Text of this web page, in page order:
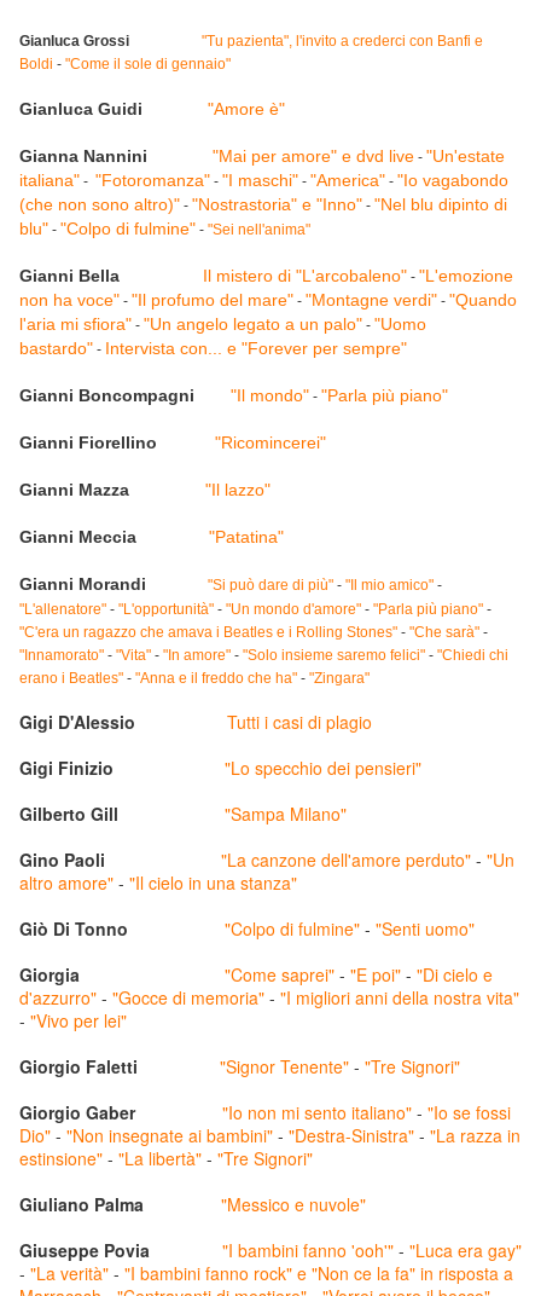
Gianluca Grossi
"Tu pazienta", l'invito a crederci con Banfi e
Boldi - "Come il sole di gennaio"
Gianluca Guidi "Amore è"
Gianna Nannini "Mai per amore" e dvd live - "Un'estate
italiana" - "Fotoromanza" - "I maschi" - "America" - "Io vagabondo
(che non sono altro)" - "Nostrastoria" e "Inno" - "Nel blu dipinto di
blu" - "Colpo di fulmine" - "Sei nell'anima"
Gianni Bella Il mistero di "L'arcobaleno" - "L'emozione
non ha voce" - "Il profumo del mare" - "Montagne verdi" - "Quando
l'aria mi sfiora" - "Un angelo legato a un palo" - "Uomo
bastardo" - Intervista con... e "Forever per sempre"
Gianni Boncompagni "Il mondo" - "Parla più piano"
Gianni Fiorellino "Ricomincerei"
Gianni Mazza "Il lazzo"
Gianni Meccia "Patatina"
Gianni Morandi "Si può dare di più" - "Il mio amico" -
"L'allenatore" - "L'opportunità" - "Un mondo d'amore" - "Parla più piano" -
"C'era un ragazzo che amava i Beatles e i Rolling Stones" - "Che sarà" -
"Innamorato" - "Vita" - "In amore" - "Solo insieme saremo felici" - "Chiedi chi
erano i Beatles" - "Anna e il freddo che ha" - "Zingara"
Gigi D'Alessio
Tutti i casi di plagio
Gigi Finizio
"Lo specchio dei pensieri"
Gilberto Gill
"Sampa Milano"
Gino Paoli
"La canzone dell'amore perduto" - "Un
altro amore" - "Il cielo in una stanza"
Giò Di Tonno
"Colpo di fulmine" - "Senti uomo"
Giorgia
"Come saprei" - "E poi" - "Di cielo e
d'azzurro" - "Gocce di memoria" - "I migliori anni della nostra vita"
- "Vivo per lei"
Giorgio Faletti
"Signor Tenente" - "Tre Signori"
Giorgio Gaber
"Io non mi sento italiano" - "Io se fossi
Dio" - "Non insegnate ai bambini" - "Destra-Sinistra" - "La razza in
estinsione" - "La libertà" - "Tre Signori"
Giuliano Palma
"Messico e nuvole"
Giuseppe Povia
"I bambini fanno 'ooh'" - "Luca era gay"
- "La verità" - "I bambini fanno rock" e "Non ce la fa" in risposta a